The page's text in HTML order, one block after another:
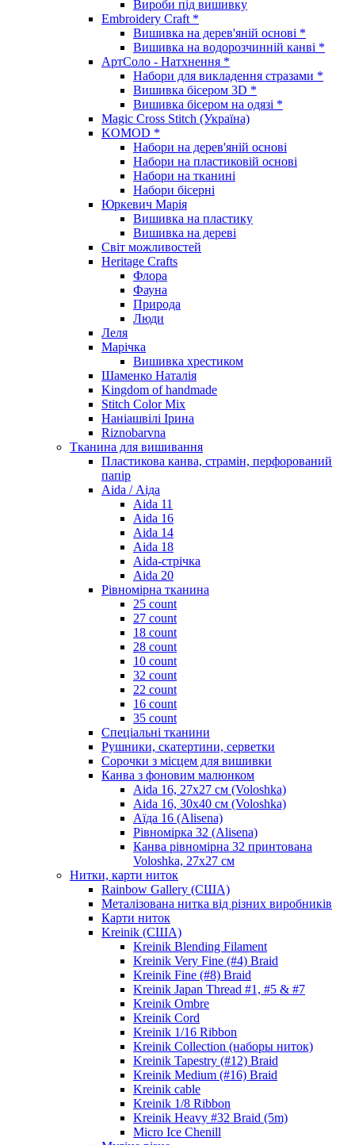
Вироби під вишивку
Embroidery Craft *
Вишивка на дерев'яній основі *
Вишивка на водорозчинній канві *
АртСоло - Натхнення *
Набори для викладення стразами *
Вишивка бісером 3D *
Вишивка бісером на одязі *
Magic Cross Stitch (Україна)
KOMOD *
Набори на дерев'яній основі
Набори на пластиковій основі
Набори на тканині
Набори бісерні
Юркевич Марія
Вишивка на пластику
Вишивка на дереві
Світ можливостей
Heritage Crafts
Флора
Фауна
Природа
Люди
Леля
Марічка
Вишивка хрестиком
Шаменко Наталія
Kingdom of handmade
Stitch Color Mix
Наніашвілі Ірина
Riznobarvna
Тканина для вишивання
Пластикова канва, страмін, перфорований
папір
Aida / Аіда
Aida 11
Aida 16
Aida 14
Aida 18
Aida-стрічка
Aida 20
Рівномірна тканина
25 count
27 count
18 count
28 count
10 count
32 count
22 count
16 count
35 count
Спеціальні тканини
Рушники, скатертини, серветки
Сорочки з місцем для вишивки
Канва з фоновим малюнком
Aida 16, 27х27 см (Voloshka)
Aida 16, 30х40 см (Voloshka)
Аїда 16 (Alisena)
Рівномірка 32 (Alisena)
Канва рівномірна 32 принтована
Voloshka, 27х27 см
Нитки, карти ниток
Rainbow Gallery (США)
Металізована нитка від різних виробників
Карти ниток
Kreinik (США)
Kreinik Blending Filament
Kreinik Very Fine (#4) Braid
Kreinik Fine (#8) Braid
Kreinik Japan Thread #1, #5 & #7
Kreinik Ombre
Kreinik Cord
Kreinik 1/16 Ribbon
Kreinik Collection (наборы ниток)
Kreinik Tapestry (#12) Braid
Kreinik Medium (#16) Braid
Kreinik cable
Kreinik 1/8 Ribbon
Kreinik Heavy #32 Braid (5m)
Micro Ice Chenill